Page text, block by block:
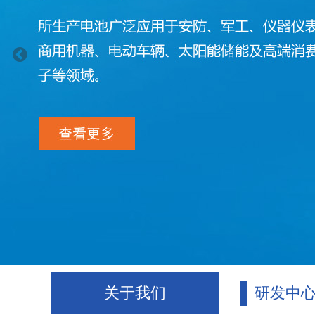
关于我们 研发中